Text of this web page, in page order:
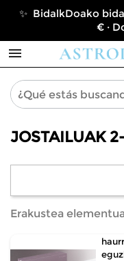
✨ BidalkDoako
€ ·

JOSTAILUAK
Erakustea